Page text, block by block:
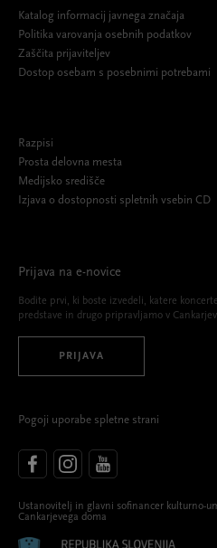
Katalog informacij javnega značaja
Politika varovanja osebnih podatkov
Zaščita prijaviteljev
Dostop osebam s posebnimi potrebami
Razpisi
Prosta delovna mesta
Medijsko središče
Izjava o dostopnosti spletnih vsebin CD
Prijava na e-novice
Bodite prvi, ki boste izvedeli, katere
predstave in drugo pripravljamo v
PRIJAVA
Pogoji uporabe spletne strani
Ustanovitelj in glavni sofinancer kulturno-
Cankarjevega doma